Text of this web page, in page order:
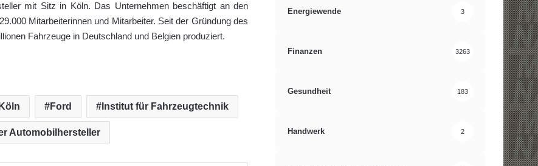
mit Sitz in Köln. Das Unternehmen beschäftigt an den
Mitarbeiterinnen und Mitarbeiter. Seit der Gründung des
Fahrzeuge in Deutschland und Belgien produziert.
Ford Institut für Fahrzeugtechnik
Automobilhersteller
Energiewende 3
Finanzen 3263
Gesundheit 183
Handwerk 2